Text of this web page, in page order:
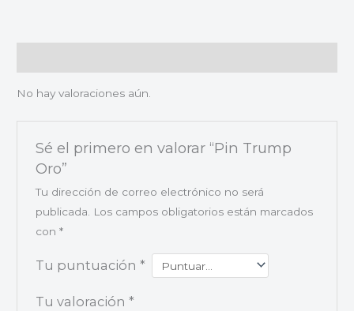
No hay valoraciones aún.
Sé el primero en valorar “Pin Trump
Oro”
Tu dirección de correo electrónico no será
publicada.
Los campos obligatorios están marcados
con *
Tu puntuación *
Tu valoración *